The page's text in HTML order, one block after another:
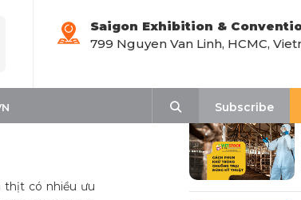
Saigon Exhibition &
799 Nguyen Van Linh, HCMC,
Subscribe
thịt có nhiều ưu